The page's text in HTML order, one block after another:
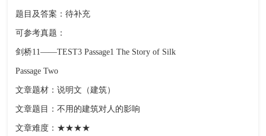
题目及答案：待补充
可参考真题：
剑桥11——TEST3 Passage1 The Story of Silk
Passage Two
文章题材：说明文（建筑）
文章题目：不用的建筑对人的影响
文章难度：★★★★